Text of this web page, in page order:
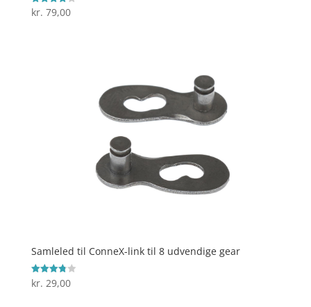
Vurderet
4.1
kr. 79,00
Samleled til ConneX-link til 8 udvendige gear
Vurderet
3.8
kr. 29,00